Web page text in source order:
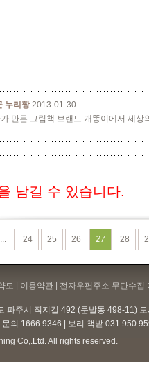
누리짱2013-01-30
만든 그림책 브랜드 개똥이에서 세상
남길 수 있습니다.
... 24 25 26 27 28
도 | 이용약관 | 전자우편주소 무단수집
파주시 직지길 492 (문발동 498-11)
의 1666.9346 | 보리 책밭
Co,.Ltd. All rights reserved.